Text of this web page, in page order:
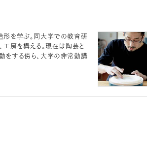
を学ぶ。同大学での教育研
工房を構える。現在は陶芸と
をする傍ら、大学の非常勤講